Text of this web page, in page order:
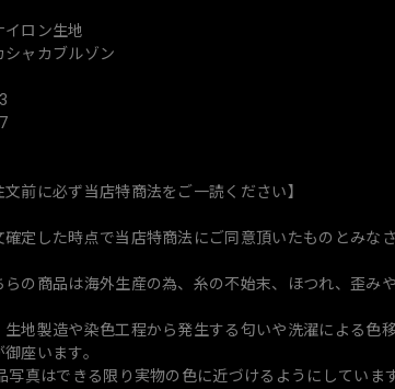
イロン生地
シャカブルゾン
文前に必ず当店特商法をご一読ください】
確定した時点で当店特商法にご同意頂いたものとみな
の商品は海外生産の為、糸の不始末、ほつれ、歪み
生地製造や染色工程から発生する匂いや洗濯による色
座います。
写真はできる限り実物の色に近づけるようにしていま